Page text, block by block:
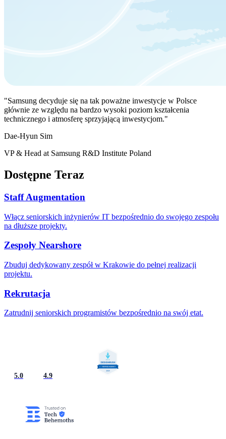
"Samsung decyduje się na tak poważne inwestycje w Polsce
głównie ze względu na bardzo wysoki poziom kształcenia
technicznego i atmosferę sprzyjającą inwestycjom."
Dae-Hyun Sim
VP & Head at Samsung R&D Institute Poland
Dostępne Teraz
Staff Augmentation
Włącz seniorskich inżynierów IT bezpośrednio do swojego zespołu
na dłuższe projekty.
Zespoły Nearshore
Zbuduj dedykowany zespół w Krakowie do pełnej realizacji
projektu.
Rekrutacja
Zatrudnij seniorskich programistów bezpośrednio na swój etat.
5.0 4.9